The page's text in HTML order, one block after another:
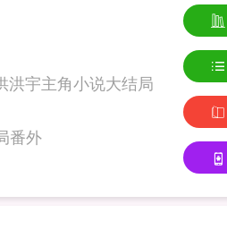
洪宇主角小说大结局
小说大结局番外